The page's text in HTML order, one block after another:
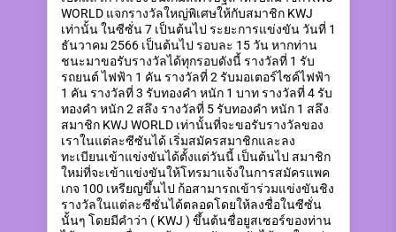
WORLD แจกรางวัลใหญ่พิเศษให้กับสมาชิก KWJ
เท่านั้น ในซีซั่น 7 เป็นต้นไป ระยะการแข่งขัน วันที่ 1
ธันวาคม 2566 เป็นต้นไป รอบละ 15 วัน หากท่าน
ชนะมาขอรับรางวัลได้ทุกรอบดังนี้ รางวัลที่ 1 รับ
รถยนต์ ไฟฟ้า 1 คัน รางวัลที่ 2 รับมอเตอร์ไซค์ไฟฟ้า
1 คัน รางวัลที่ 3 รับทองคำ หนัก 1 บาท รางวัลที่ 4 รับ
ทองคำ หนัก 2 สลึง รางวัลที่ 5 รับทองคำ หนัก 1 สลึง
สมาชิก KWJ WORLD เท่านั้นที่จะขอรับรางวัลของ
เราในแต่ละซีซันได้ เริ่มสมัครสมาชิกและลง
ทะเบียนเข้าแข่งขันได้ตั้งแต่วันนี้ เป็นต้นไป สมาชิก
ใหม่ที่จะเข้าแข่งขันให้โทรมาแจ้งในการสมัครแพค
เกจ 100 เหรียญขึ้นไป ก้อสามารถเข้าร่วมแข่งขันชิง
รางวัลในแต่ละซีซั่นได้ตลอดโดยให้ลงชื่อในซีซั่น
นั้นๆ โดยมีคำว่า ( KWJ ) ขึ้นต้นชื่อยูสเซอร์ของท่าน